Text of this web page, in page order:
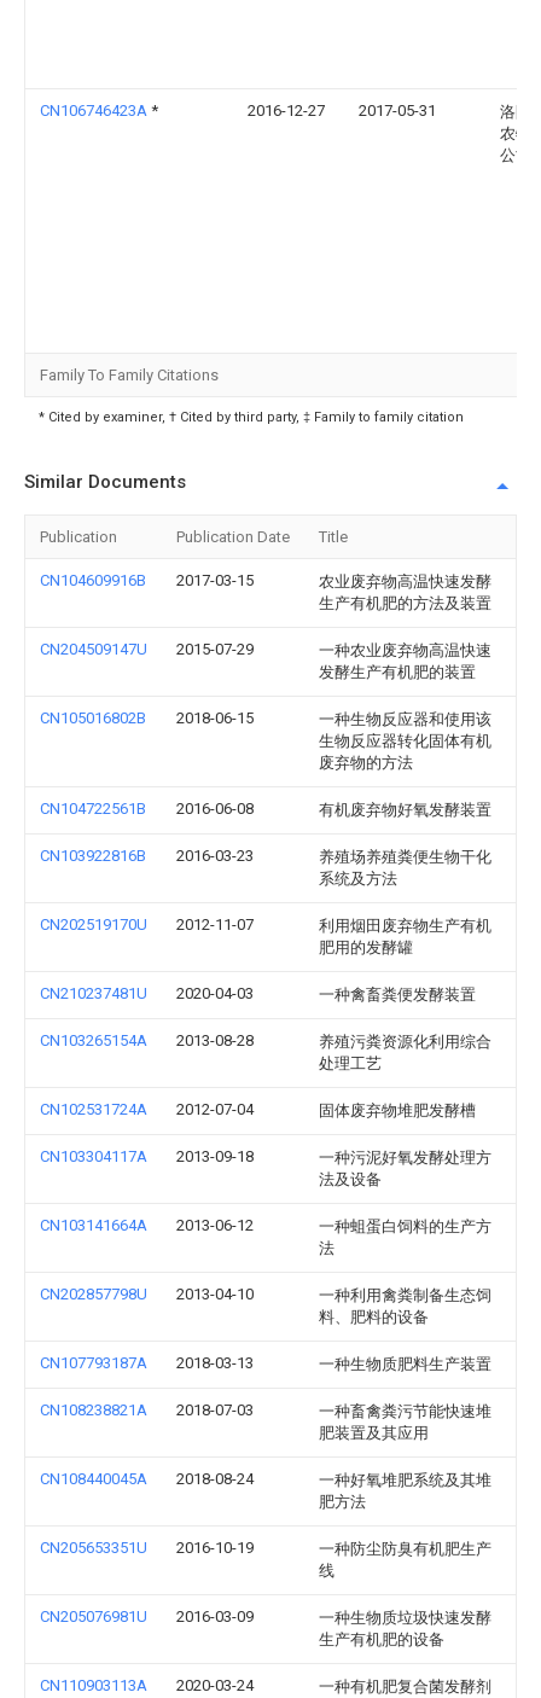
CN106746423A * 2016-12-27 2017-05-31
洛阳
农牧
公司
Family To Family Citations
* Cited by examiner, † Cited by third party, ‡ Family to family citation
Similar Documents
Publication Publication Date Title
CN104609916B 2017-03-15
农业废弃物高温快速发酵
生产有机肥的方法及装置
CN204509147U 2015-07-29
一种农业废弃物高温快速
发酵生产有机肥的装置
CN105016802B 2018-06-15
一种生物反应器和使用该
生物反应器转化固体有机
废弃物的方法
CN104722561B 2016-06-08 有机废弃物好氧发酵装置
CN103922816B 2016-03-23
养殖场养殖粪便生物干化
系统及方法
CN202519170U 2012-11-07
利用烟田废弃物生产有机
肥用的发酵罐
CN210237481U 2020-04-03 一种禽畜粪便发酵装置
CN103265154A 2013-08-28
养殖污粪资源化利用综合
处理工艺
CN102531724A 2012-07-04 固体废弃物堆肥发酵槽
CN103304117A 2013-09-18
一种污泥好氧发酵处理方
法及设备
CN103141664A 2013-06-12
一种蛆蛋白饲料的生产方
法
CN202857798U 2013-04-10
一种利用禽粪制备生态饲
料、肥料的设备
CN107793187A 2018-03-13 一种生物质肥料生产装置
CN108238821A 2018-07-03
一种畜禽粪污节能快速堆
肥装置及其应用
CN108440045A 2018-08-24
一种好氧堆肥系统及其堆
肥方法
CN205653351U 2016-10-19
一种防尘防臭有机肥生产
线
CN205076981U 2016-03-09
一种生物质垃圾快速发酵
生产有机肥的设备
CN110903113A 2020-03-24
一种有机肥复合菌发酵剂